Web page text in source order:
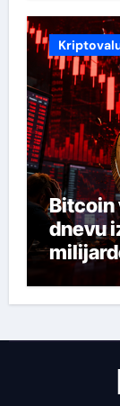
Bitcoin
dnevu